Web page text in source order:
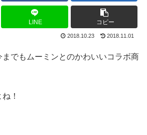
LINE コピー
2018.10.23 2018.11.01
でもムーミンとのかわいいコラボ商
！